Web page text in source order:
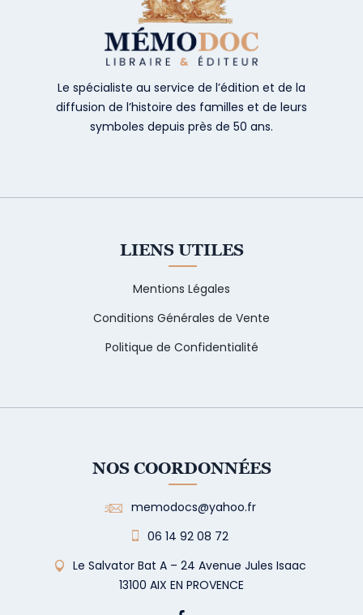
Le spécialiste au service de l’édition et de la
diffusion de l’histoire des familles et de leurs
symboles depuis près de 50 ans.
LIENS UTILES
Mentions Légales
Conditions Générales de Vente
Politique de Confidentialité
NOS COORDONNÉES
memodocs@yahoo.fr
06 14 92 08 72
Le Salvator Bat A – 24 Avenue Jules Isaac
13100 AIX EN PROVENCE